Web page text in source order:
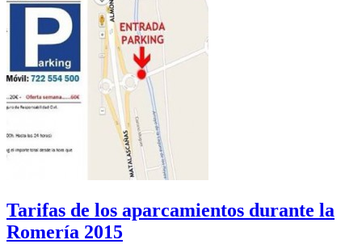
Tarifas de los aparcamientos durante la
Romería 2015